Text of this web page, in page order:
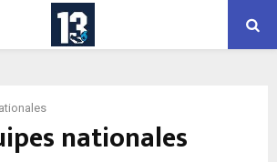
nationales